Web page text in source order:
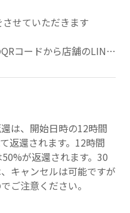
せていただきます
コードから店舗のLINE
「ビジター利用＞ご来
トをさせていただきます
は、開始日時の12時間
返還されます。12時間
が返還されます。30
キャンセルは可能ですが
ご注意ください。